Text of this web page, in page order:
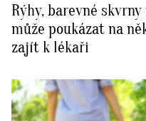
Rýhy, barevné
může poukázat na
zajít k lékaři